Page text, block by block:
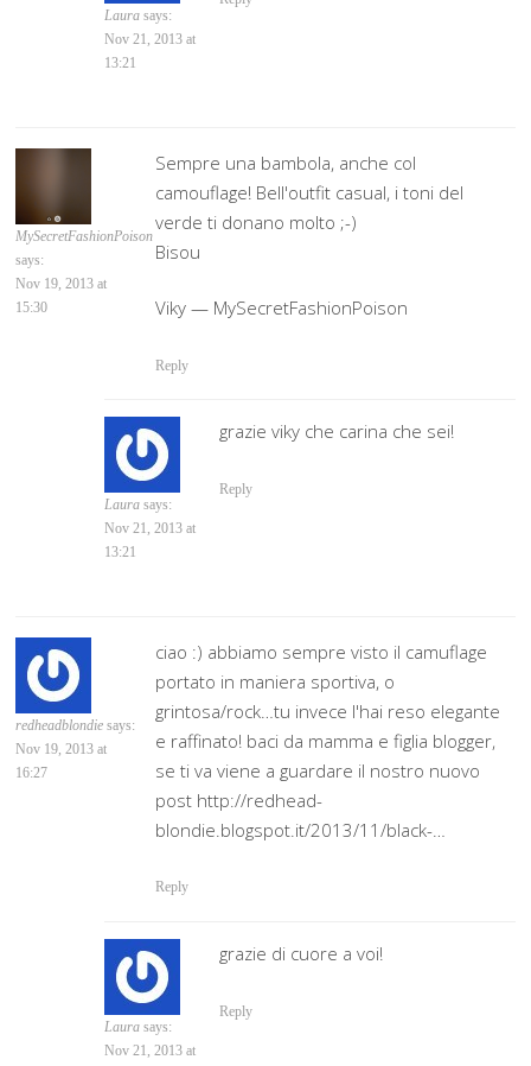
Laura says:
Nov 21, 2013 at
13:21
MySecretFashionPoison
says:
Nov 19, 2013 at
15:30
Sempre una bambola, anche col
camouflage! Bell'outfit casual, i toni del
verde ti donano molto ;-)
Bisou
Viky — MySecretFashionPoison
Reply
Laura says:
Nov 21, 2013 at
13:21
grazie viky che carina che sei!
Reply
redheadblondie says:
Nov 19, 2013 at
16:27
ciao :) abbiamo sempre visto il camuflage
portato in maniera sportiva, o
grintosa/rock…tu invece l'hai reso elegante
e raffinato! baci da mamma e figlia blogger,
se ti va viene a guardare il nostro nuovo
post http://redhead-
blondie.blogspot.it/2013/11/black-…
Reply
Laura says:
Nov 21, 2013 at
grazie di cuore a voi!
Reply